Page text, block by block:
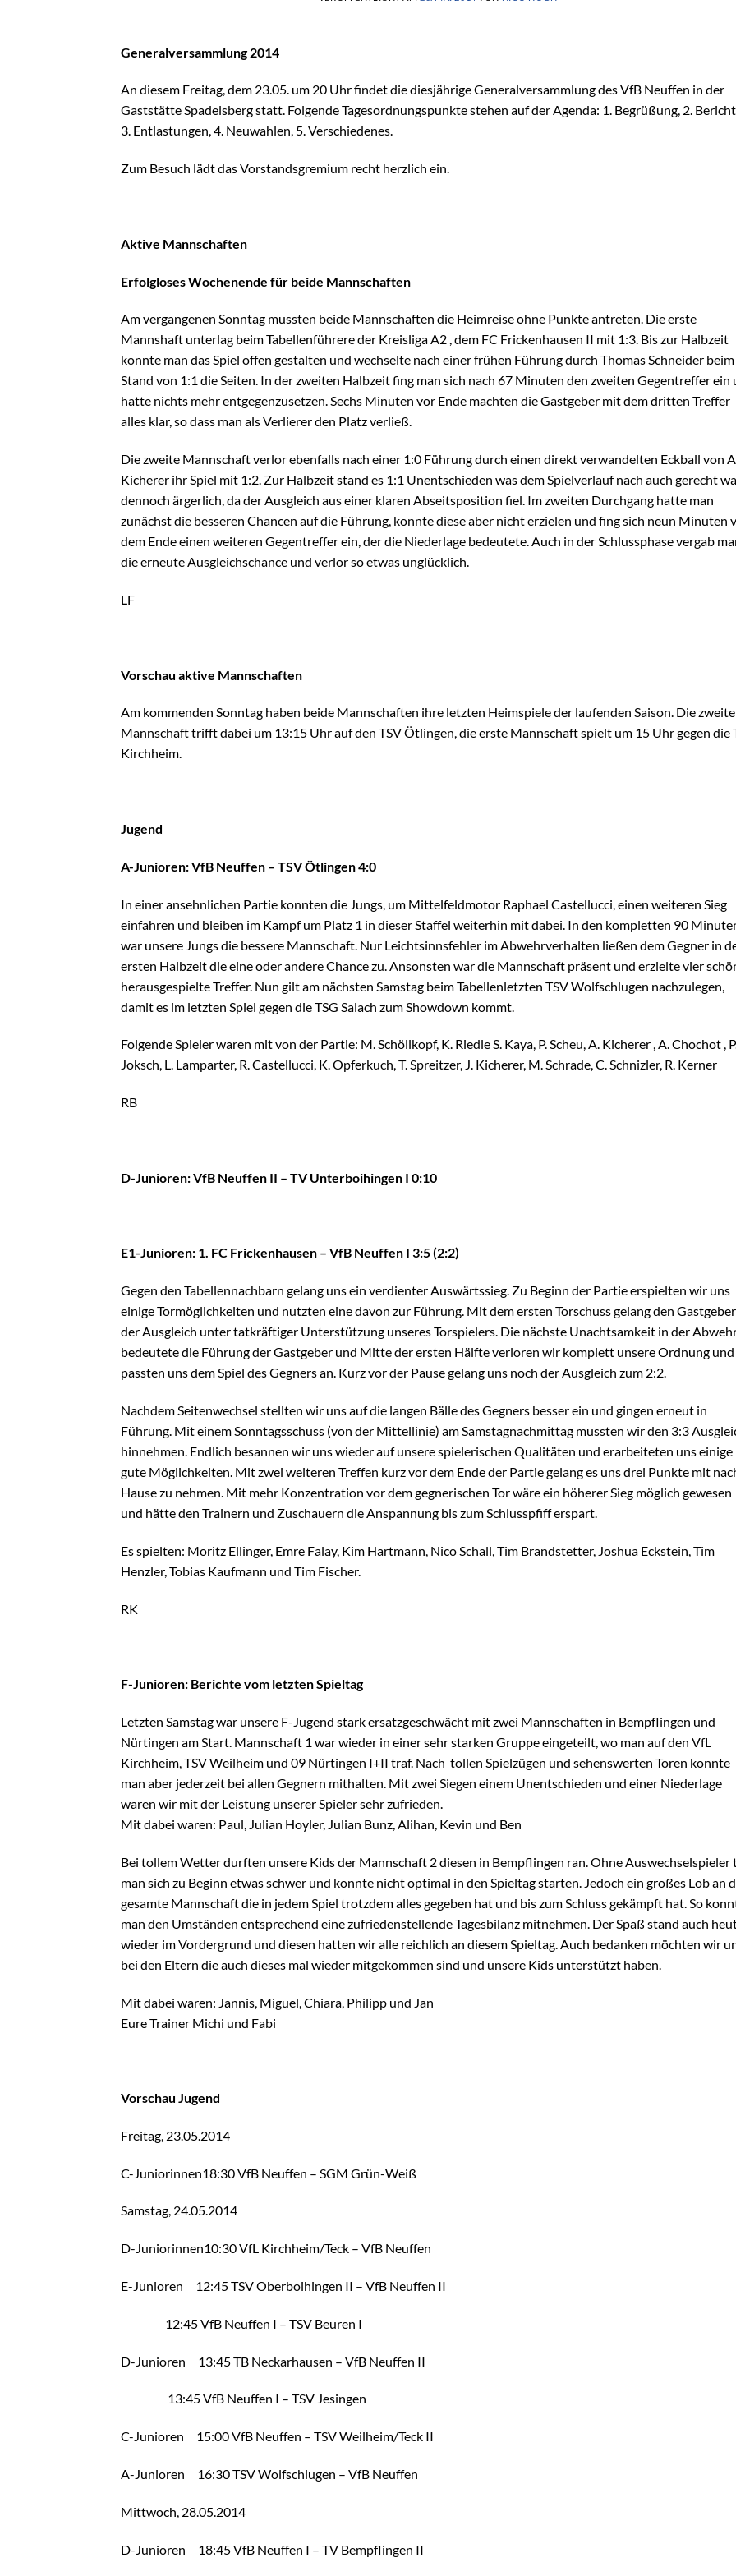
Generalversammlung 2014
An diesem Freitag, dem 23.05. um 20 Uhr findet die diesjährige Generalversammlung des VfB Neuffen in der
Gaststätte Spadelsberg statt. Folgende Tagesordnungspunkte stehen auf der Agenda: 1. Begrüßung, 2.
3. Entlastungen, 4. Neuwahlen, 5. Verschiedenes.
Zum Besuch lädt das Vorstandsgremium recht herzlich ein.
Aktive Mannschaften
Erfolgloses Wochenende für beide Mannschaften
Am vergangenen Sonntag mussten beide Mannschaften die Heimreise ohne Punkte antreten. Die erste
Mannshaft unterlag beim Tabellenführere der Kreisliga A2 , dem FC Frickenhausen II mit 1:3. Bis zur Halbzeit
konnte man das Spiel offen gestalten und wechselte nach einer frühen Führung durch Thomas Schneider beim
Stand von 1:1 die Seiten. In der zweiten Halbzeit fing man sich nach 67 Minuten den zweiten Gegentreffer ein
hatte nichts mehr entgegenzusetzen. Sechs Minuten vor Ende machten die Gastgeber mit dem dritten Treffer
alles klar, so dass man als Verlierer den Platz verließ.
Die zweite Mannschaft verlor ebenfalls nach einer 1:0 Führung durch einen direkt verwandelten Eckball von
Kicherer ihr Spiel mit 1:2. Zur Halbzeit stand es 1:1 Unentschieden was dem Spielverlauf nach auch gerecht
dennoch ärgerlich, da der Ausgleich aus einer klaren Abseitsposition fiel. Im zweiten Durchgang hatte man
zunächst die besseren Chancen auf die Führung, konnte diese aber nicht erzielen und fing sich neun Minuten
dem Ende einen weiteren Gegentreffer ein, der die Niederlage bedeutete. Auch in der Schlussphase vergab
die erneute Ausgleichschance und verlor so etwas unglücklich.
LF
Vorschau aktive Mannschaften
Am kommenden Sonntag haben beide Mannschaften ihre letzten Heimspiele der laufenden Saison. Die zweite
Mannschaft trifft dabei um 13:15 Uhr auf den TSV Ötlingen, die erste Mannschaft spielt um 15 Uhr gegen die
Kirchheim.
Jugend
A-Junioren: VfB Neuffen – TSV Ötlingen 4:0
In einer ansehnlichen Partie konnten die Jungs, um Mittelfeldmotor Raphael Castellucci, einen weiteren Sieg
einfahren und bleiben im Kampf um Platz 1 in dieser Staffel weiterhin mit dabei. In den kompletten 90
war unsere Jungs die bessere Mannschaft. Nur Leichtsinnsfehler im Abwehrverhalten ließen dem Gegner in
ersten Halbzeit die eine oder andere Chance zu. Ansonsten war die Mannschaft präsent und erzielte vier
herausgespielte Treffer. Nun gilt am nächsten Samstag beim Tabellenletzten TSV Wolfschlugen nachzulegen,
damit es im letzten Spiel gegen die TSG Salach zum Showdown kommt.
Folgende Spieler waren mit von der Partie: M. Schöllkopf, K. Riedle S. Kaya, P. Scheu, A. Kicherer , A. Chochot ,
Joksch, L. Lamparter, R. Castellucci, K. Opferkuch, T. Spreitzer, J. Kicherer, M. Schrade, C. Schnizler, R. Kerner
RB
D-Junioren: VfB Neuffen II – TV Unterboihingen I 0:10
E1-Junioren: 1. FC Frickenhausen – VfB Neuffen I 3:5 (2:2)
Gegen den Tabellennachbarn gelang uns ein verdienter Auswärtssieg. Zu Beginn der Partie erspielten wir uns
einige Tormöglichkeiten und nutzten eine davon zur Führung. Mit dem ersten Torschuss gelang den
der Ausgleich unter tatkräftiger Unterstützung unseres Torspielers. Die nächste Unachtsamkeit in der
bedeutete die Führung der Gastgeber und Mitte der ersten Hälfte verloren wir komplett unsere Ordnung und
passten uns dem Spiel des Gegners an. Kurz vor der Pause gelang uns noch der Ausgleich zum 2:2.
Nachdem Seitenwechsel stellten wir uns auf die langen Bälle des Gegners besser ein und gingen erneut in
Führung. Mit einem Sonntagsschuss (von der Mittellinie) am Samstagnachmittag mussten wir den 3:3
hinnehmen. Endlich besannen wir uns wieder auf unsere spielerischen Qualitäten und erarbeiteten uns einige
gute Möglichkeiten. Mit zwei weiteren Treffen kurz vor dem Ende der Partie gelang es uns drei Punkte mit
Hause zu nehmen. Mit mehr Konzentration vor dem gegnerischen Tor wäre ein höherer Sieg möglich gewesen
und hätte den Trainern und Zuschauern die Anspannung bis zum Schlusspfiff erspart.
Es spielten: Moritz Ellinger, Emre Falay, Kim Hartmann, Nico Schall, Tim Brandstetter, Joshua Eckstein, Tim
Henzler, Tobias Kaufmann und Tim Fischer.
RK
F-Junioren: Berichte vom letzten Spieltag
Letzten Samstag war unsere F-Jugend stark ersatzgeschwächt mit zwei Mannschaften in Bempflingen und
Nürtingen am Start. Mannschaft 1 war wieder in einer sehr starken Gruppe eingeteilt, wo man auf den VfL
Kirchheim, TSV Weilheim und 09 Nürtingen I+II traf. Nach tollen Spielzügen und sehenswerten Toren konnte
man aber jederzeit bei allen Gegnern mithalten. Mit zwei Siegen einem Unentschieden und einer Niederlage
waren wir mit der Leistung unserer Spieler sehr zufrieden.
Mit dabei waren: Paul, Julian Hoyler, Julian Bunz, Alihan, Kevin und Ben
Bei tollem Wetter durften unsere Kids der Mannschaft 2 diesen in Bempflingen ran. Ohne Auswechselspieler
man sich zu Beginn etwas schwer und konnte nicht optimal in den Spieltag starten. Jedoch ein großes Lob an
gesamte Mannschaft die in jedem Spiel trotzdem alles gegeben hat und bis zum Schluss gekämpft hat. So
man den Umständen entsprechend eine zufriedenstellende Tagesbilanz mitnehmen. Der Spaß stand auch
wieder im Vordergrund und diesen hatten wir alle reichlich an diesem Spieltag. Auch bedanken möchten wir
bei den Eltern die auch dieses mal wieder mitgekommen sind und unsere Kids unterstützt haben.
Mit dabei waren: Jannis, Miguel, Chiara, Philipp und Jan
Eure Trainer Michi und Fabi
Vorschau Jugend
Freitag, 23.05.2014
C-Juniorinnen18:30 VfB Neuffen – SGM Grün-Weiß
Samstag, 24.05.2014
D-Juniorinnen10:30 VfL Kirchheim/Teck – VfB Neuffen
E-Junioren 12:45 TSV Oberboihingen II – VfB Neuffen II
12:45 VfB Neuffen I – TSV Beuren I
D-Junioren 13:45 TB Neckarhausen – VfB Neuffen II
13:45 VfB Neuffen I – TSV Jesingen
C-Junioren 15:00 VfB Neuffen – TSV Weilheim/Teck II
A-Junioren 16:30 TSV Wolfschlugen – VfB Neuffen
Mittwoch, 28.05.2014
D-Junioren 18:45 VfB Neuffen I – TV Bempflingen II